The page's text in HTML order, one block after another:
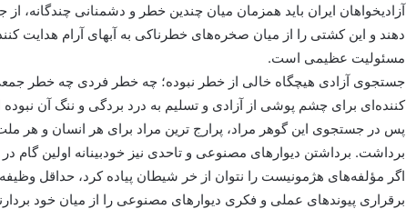
آزادیخواهان ایران باید همزمان میان چندین خطر و دشمنانی چندگانه،
دهند و این کشتی را از میان صخره‌های خطرناکی به آبهای آرام هدایت
مسئولیت عظیمی است.
جستجوی آزادی هیچگاه خالی از خطر نبوده؛ چه خطر فردی چه خطر جمعی
کننده‌ای برای چشم پوشی از آزادی و تسلیم به درد بردگی و ننگ آن
پس در جستجوی این گوهر مراد، پرارج ترین مراد برای هر انسان و هر
برداشت. برداشتن دیوارهای مصنوعی و تاحدی نیز خودبینانه اولین گام
اگر مؤلفه‌های هژمونیست را نتوان از خر شیطان پیاده کرد، حداقل
برقراری پیوندهای عملی و فکری دیوارهای مصنوعی را از میان خود